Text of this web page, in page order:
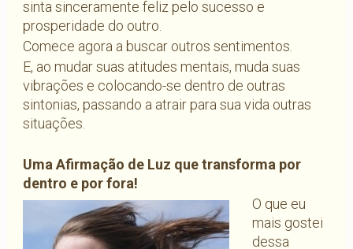
sinta sinceramente feliz pelo sucesso e
prosperidade do outro.
Comece agora a buscar outros sentimentos.
E, ao mudar suas atitudes mentais, muda suas
vibrações e colocando-se dentro de outras
sintonias, passando a atrair para sua vida outras
situações.
Uma Afirmação de Luz que transforma por
dentro e por fora!
O que eu
mais gostei
dessa